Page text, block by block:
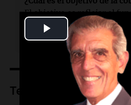
Play
Video
El objetivo es reflejar el
complejo minero y su
economía deArgentina.
Temas